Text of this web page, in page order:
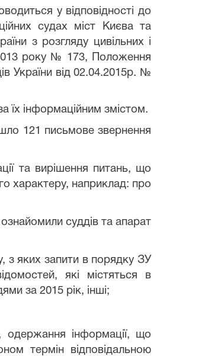
у відповідності до
судах міст Києва та
з розгляду цивільних і
2013 року № 173, Положення
України від 02.04.2015р. №
їх інформаційним змістом.
121 письмове звернення
та вирішення питань, що
характеру, наприклад: про
суддів та апарат
з яких запити в порядку ЗУ
які містяться в
за 2015 рік, інші;
одержання інформації, що
термін відповідальною